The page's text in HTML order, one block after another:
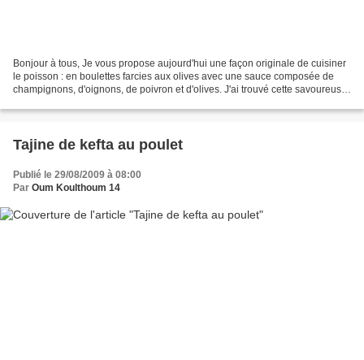
Bonjour à tous, Je vous propose aujourd'hui une façon originale de cuisiner
le poisson : en boulettes farcies aux olives avec une sauce composée de
champignons, d'oignons, de poivron et d'olives. J'ai trouvé cette savoureuse
Tajine de kefta au poulet
Publié le 29/08/2009 à 08:00
Par Oum Koulthoum 14